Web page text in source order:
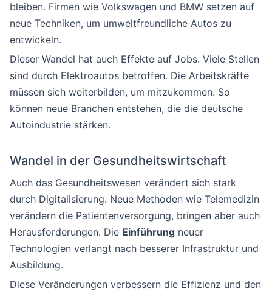
bleiben. Firmen wie Volkswagen und BMW setzen auf
neue Techniken, um umweltfreundliche Autos zu
entwickeln.
Dieser Wandel hat auch Effekte auf Jobs. Viele Stellen
sind durch Elektroautos betroffen. Die Arbeitskräfte
müssen sich weiterbilden, um mitzukommen. So
können neue Branchen entstehen, die die deutsche
Autoindustrie stärken.
Wandel in der Gesundheitswirtschaft
Auch das Gesundheitswesen verändert sich stark
durch Digitalisierung. Neue Methoden wie Telemedizin
verändern die Patientenversorgung, bringen aber auch
Herausforderungen. Die Einführung neuer
Technologien verlangt nach besserer Infrastruktur und
Ausbildung.
Diese Veränderungen verbessern die Effizienz und den